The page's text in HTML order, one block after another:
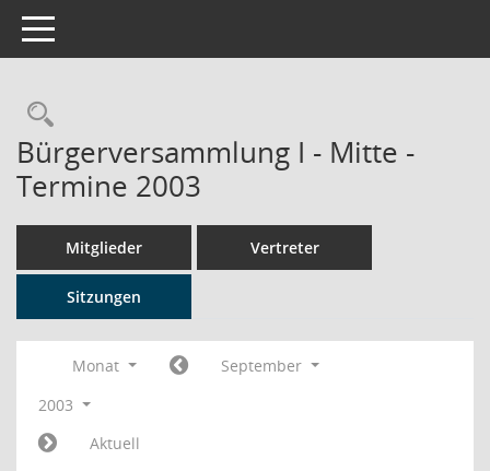
Toggle navigation
Rechercheauswahl
Bürgerversammlung I - Mitte -
Termine 2003
Mitglieder Vertreter
Sitzungen
Monat
September
2003
Aktuell